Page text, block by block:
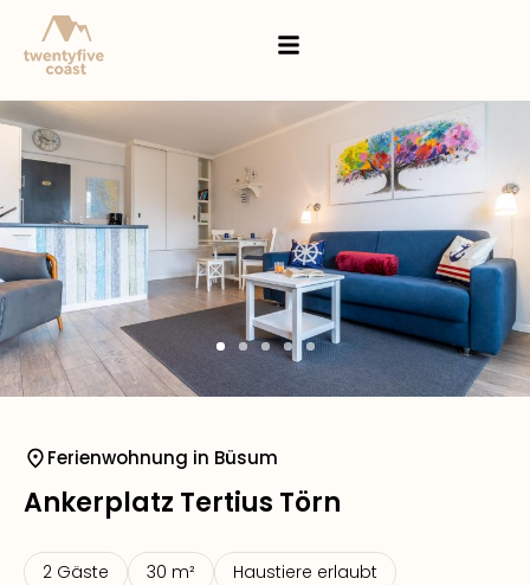
Ferienwohnung in Büsum
Ankerplatz Tertius Törn
2 Gäste 30 m²
Haustiere erlaubt